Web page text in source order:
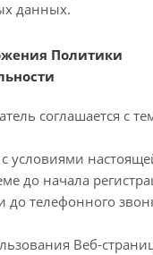
данных.
Политики
соглашается с
условиями
до начала
до телефонного
Веб-